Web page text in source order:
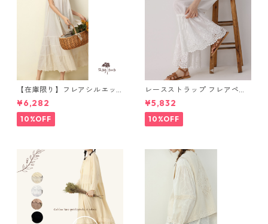
【在庫限り】フレアシルエッ
ト キャミワンピース 2col N
WP123
¥6,282
10%OFF
レースストラップ フレアペチ
パンツ Y 10925
¥5,832
10%OFF